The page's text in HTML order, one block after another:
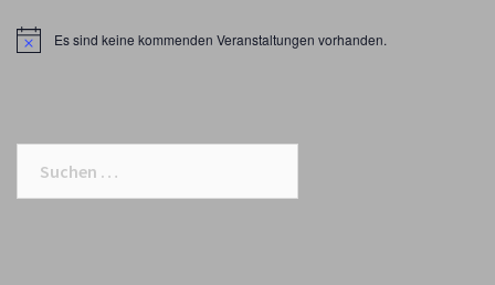
Es sind keine kommenden Veranstaltungen vorhanden.